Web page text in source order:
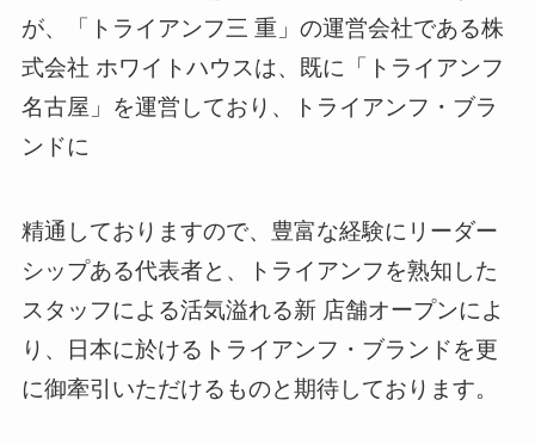
が、「トライアンフ三 重」の運営会社である株
式会社 ホワイトハウスは、既に「トライアンフ
名古屋」を運営しており、トライアンフ・ブラ
ンドに
精通しておりますので、豊富な経験にリーダー
シップある代表者と、トライアンフを熟知した
スタッフによる活気溢れる新 店舗オープンによ
り、日本に於けるトライアンフ・ブランドを更
に御牽引いただけるものと期待しております。